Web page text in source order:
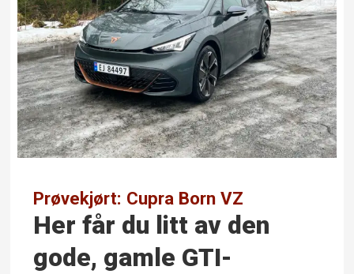
Prøvekjørt: Cupra Born VZ
Her får du litt av den
gode, gamle GTI-